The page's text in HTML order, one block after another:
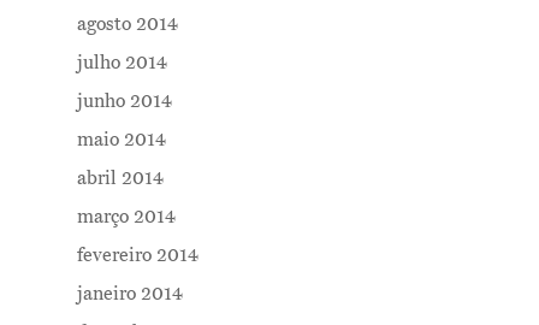
agosto 2014
julho 2014
junho 2014
maio 2014
abril 2014
março 2014
fevereiro 2014
janeiro 2014